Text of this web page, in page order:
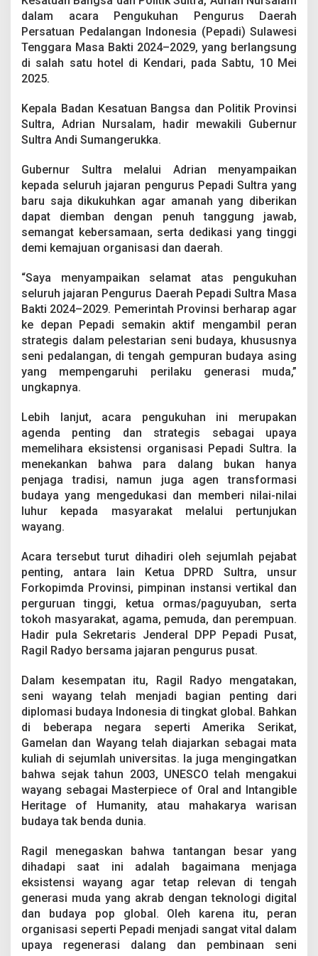
r
D
o
o
P
e
e
t
a
r
n
W
y
n
g
d
a
C
e
k
a
l
a
g
u
dalam acara Pengukuhan Pengurus Daerah
Persatuan Pedalangan Indonesia (Pepadi) Sulawesi
Tenggara Masa Bakti 2024–2029, yang berlangsung
di salah satu hotel di Kendari, pada Sabtu, 10 Mei
2025.
Kepala Badan Kesatuan Bangsa dan Politik Provinsi
Sultra, Adrian Nursalam, hadir mewakili Gubernur
Sultra Andi Sumangerukka.
Gubernur Sultra melalui Adrian menyampaikan
kepada seluruh jajaran pengurus Pepadi Sultra yang
baru saja dikukuhkan agar amanah yang diberikan
dapat diemban dengan penuh tanggung jawab,
semangat kebersamaan, serta dedikasi yang tinggi
demi kemajuan organisasi dan daerah.
“Saya menyampaikan selamat atas pengukuhan
seluruh jajaran Pengurus Daerah Pepadi Sultra Masa
Bakti 2024–2029. Pemerintah Provinsi berharap agar
ke depan Pepadi semakin aktif mengambil peran
strategis dalam pelestarian seni budaya, khususnya
seni pedalangan, di tengah gempuran budaya asing
yang mempengaruhi perilaku generasi muda,”
ungkapnya.
Lebih lanjut, acara pengukuhan ini merupakan
agenda penting dan strategis sebagai upaya
memelihara eksistensi organisasi Pepadi Sultra. Ia
menekankan bahwa para dalang bukan hanya
penjaga tradisi, namun juga agen transformasi
budaya yang mengedukasi dan memberi nilai-nilai
luhur kepada masyarakat melalui pertunjukan
wayang.
Acara tersebut turut dihadiri oleh sejumlah pejabat
penting, antara lain Ketua DPRD Sultra, unsur
Forkopimda Provinsi, pimpinan instansi vertikal dan
perguruan tinggi, ketua ormas/paguyuban, serta
tokoh masyarakat, agama, pemuda, dan perempuan.
Hadir pula Sekretaris Jenderal DPP Pepadi Pusat,
Ragil Radyo bersama jajaran pengurus pusat.
Dalam kesempatan itu, Ragil Radyo mengatakan,
seni wayang telah menjadi bagian penting dari
diplomasi budaya Indonesia di tingkat global. Bahkan
di beberapa negara seperti Amerika Serikat,
Gamelan dan Wayang telah diajarkan sebagai mata
kuliah di sejumlah universitas. Ia juga mengingatkan
bahwa sejak tahun 2003, UNESCO telah mengakui
wayang sebagai Masterpiece of Oral and Intangible
Heritage of Humanity, atau mahakarya warisan
budaya tak benda dunia.
Ragil menegaskan bahwa tantangan besar yang
dihadapi saat ini adalah bagaimana menjaga
eksistensi wayang agar tetap relevan di tengah
generasi muda yang akrab dengan teknologi digital
dan budaya pop global. Oleh karena itu, peran
organisasi seperti Pepadi menjadi sangat vital dalam
upaya regenerasi dalang dan pembinaan seni